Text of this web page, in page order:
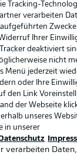
einen Ball am
Sechzehner.
rund um die
solide mit fünf
einen Ball ab,
Tracking-
verarbeiten
Ihrer
deaktiviert
nicht
Menü jederzeit
oder Ihre
den Link
der Webseite
unseres
in unserer
Datenschutz
verarbeiten